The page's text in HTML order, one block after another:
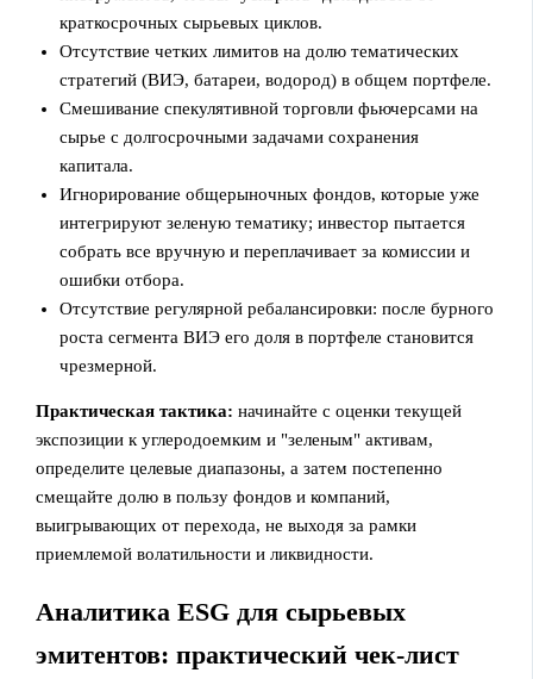
краткосрочных сырьевых циклов.
Отсутствие четких лимитов на долю тематических
стратегий (ВИЭ, батареи, водород) в общем портфеле.
Смешивание спекулятивной торговли фьючерсами на
сырье с долгосрочными задачами сохранения
капитала.
Игнорирование общерыночных фондов, которые уже
интегрируют зеленую тематику; инвестор пытается
собрать все вручную и переплачивает за комиссии и
ошибки отбора.
Отсутствие регулярной ребалансировки: после бурного
роста сегмента ВИЭ его доля в портфеле становится
чрезмерной.
Практическая тактика: начинайте с оценки текущей
экспозиции к углеродоемким и "зеленым" активам,
определите целевые диапазоны, а затем постепенно
смещайте долю в пользу фондов и компаний,
выигрывающих от перехода, не выходя за рамки
приемлемой волатильности и ликвидности.
Аналитика ESG для сырьевых
эмитентов: практический чек‑лист